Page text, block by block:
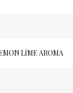
LIME AROMA